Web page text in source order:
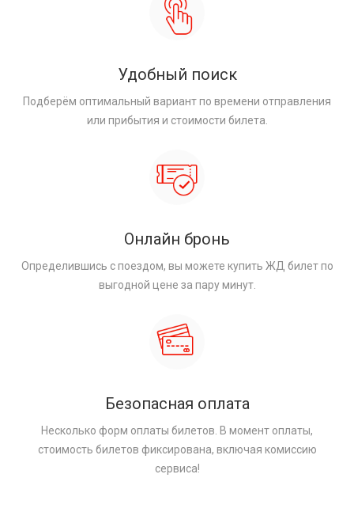
Удобный поиск
Подберём оптимальный вариант по времени отправления
или прибытия и стоимости билета.
Онлайн бронь
Определившись с поездом, вы можете купить ЖД билет по
выгодной цене за пару минут.
Безопасная оплата
Несколько форм оплаты билетов. В момент оплаты,
стоимость билетов фиксирована, включая комиссию
сервиса!